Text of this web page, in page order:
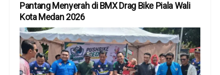
Pantang Menyerah di BMX Drag Bike Piala Wali
Kota Medan 2026